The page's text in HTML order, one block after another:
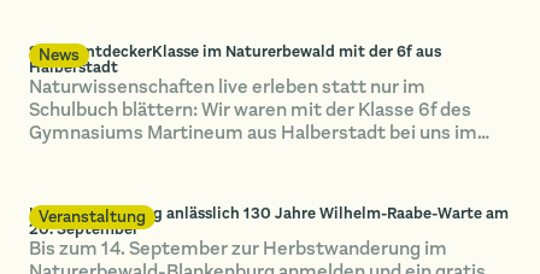
News
SUNK-EntdeckerKlasse im Naturerbewald mit der 6f aus
Halberstadt
Naturwissenschaften live erleben statt nur im
Schulbuch blättern: Wir waren mit der Klasse 6f des
Gymnasiums Martineum aus Halberstadt bei uns im
Veranstaltung
Herbstwanderung anlässlich 130 Jahre Wilhelm-Raabe-Warte am
20. September
Bis zum 14. September zur Herbstwanderung im